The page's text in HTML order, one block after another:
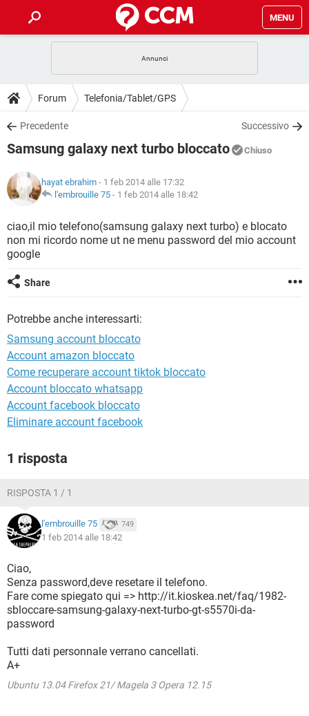
MENU
INTRATTENIMENTO ANDROID
iOS
INSTAGRAM WHATSAPP
TIKTOK
HARDWARE
GUIDE
COVID-19 GAMING
INSTAGRAM WHATSAPP
HARDWARE
DOWNLOAD
COVID-19 GAMING
INTRATTENIMENTO
iOS WINDOWS 10
INSTAGRAM WHATSAPP
TIKTOK FACEBOOK
COVID-19 GAMING
iOS WINDOWS 10
INSTAGRAM
TIKTOK
GLOSSARIO
COVID-19 GAMING
INTRATTENIMENTO ANDROID
INSTAGRAM
TIKTOK
HARDWARE
Forum Telefonia/Tablet/GPS
Precedente Successivo
Samsung galaxy next turbo bloccato Chiuso
hayat ebrahim - 1 feb 2014 alle 17:32
l'embrouille 75 - 1 feb 2014 alle 18:42
ciao,il mio telefono(samsung galaxy next turbo) e blocato
non mi ricordo nome ut ne menu password del mio account
google
Share
Potrebbe anche interessarti:
Samsung account bloccato
Account amazon bloccato
Come recuperare account tiktok bloccato
Account bloccato whatsapp
Account facebook bloccato
Eliminare account facebook
1 risposta
RISPOSTA 1 / 1
l'embrouille 75 749
1 feb 2014 alle 18:42
Ciao,
Senza password,deve resetare il telefono.
Fare come spiegato qui => http://it.kioskea.net/faq/1982-
sbloccare-samsung-galaxy-next-turbo-gt-s5570i-da-
password
Tutti dati personnale verrano cancellati.
A+
Ubuntu 13.04 Firefox 21/ Magela 3 Opera 12.15